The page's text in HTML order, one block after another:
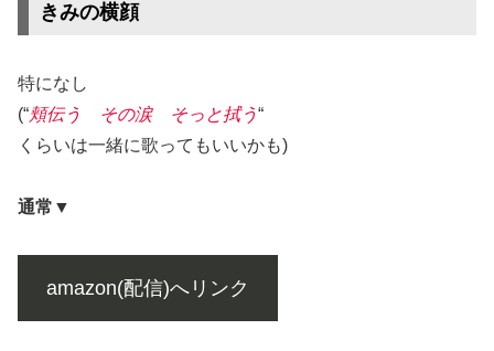
きみの横顔
特になし
(“頬伝う その涙 そっと拭う“
くらいは一緒に歌ってもいいかも)
通常▼
amazon(配信)へリンク